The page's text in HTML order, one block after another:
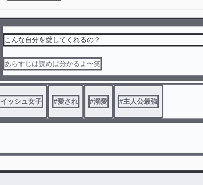
こんな自分を愛してくれるの？
あらすじは読めば分かるよ〜笑
ッシュ女子 #愛され #溺愛 #主人公最強